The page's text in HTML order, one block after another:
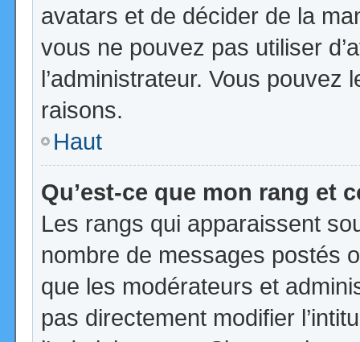
avatars et de décider de la
vous ne pouvez pas utiliser
l’administrateur. Vous
raisons.
Haut
Qu’est-ce que mon rang et
Les rangs qui apparaissent
nombre de messages postés
que les modérateurs et
pas directement modifier